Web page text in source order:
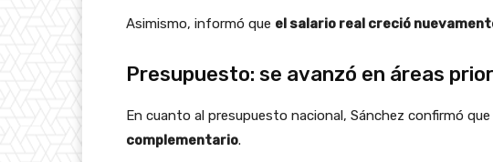
Asimismo, informó que el salario real creció
Presupuesto: se avanzó en áreas
En cuanto al presupuesto nacional, Sánchez confirmó que
complementario.